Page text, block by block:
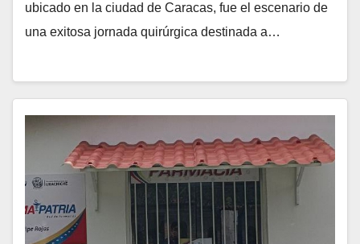
ubicado en la ciudad de Caracas, fue el escenario de
una exitosa jornada quirúrgica destinada a…